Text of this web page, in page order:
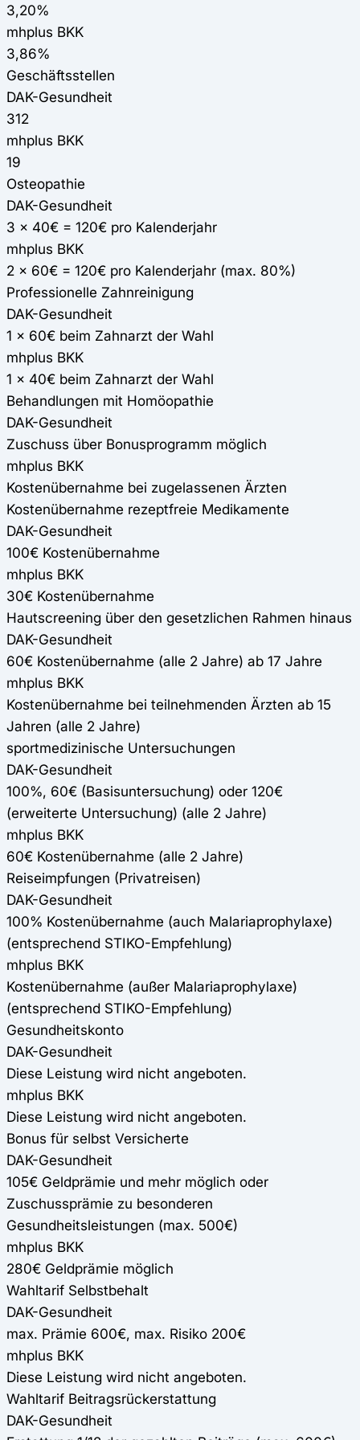
3,20%
mhplus BKK
3,86%
Geschäftsstellen
DAK-Gesundheit
312
mhplus BKK
19
Osteopathie
DAK-Gesundheit
3 x 40€ = 120€ pro Kalenderjahr
mhplus BKK
2 x 60€ = 120€ pro Kalenderjahr (max. 80%)
Professionelle Zahnreinigung
DAK-Gesundheit
1 x 60€ beim Zahnarzt der Wahl
mhplus BKK
1 x 40€ beim Zahnarzt der Wahl
Behandlungen mit Homöopathie
DAK-Gesundheit
Zuschuss über Bonusprogramm möglich
mhplus BKK
Kostenübernahme bei zugelassenen Ärzten
Kostenübernahme rezeptfreie Medikamente
DAK-Gesundheit
100€ Kostenübernahme
mhplus BKK
30€ Kostenübernahme
Hautscreening über den gesetzlichen Rahmen hinaus
DAK-Gesundheit
60€ Kostenübernahme (alle 2 Jahre) ab 17 Jahre
mhplus BKK
Kostenübernahme bei teilnehmenden Ärzten ab 15
Jahren (alle 2 Jahre)
sportmedizinische Untersuchungen
DAK-Gesundheit
100%, 60€ (Basisuntersuchung) oder 120€
(erweiterte Untersuchung) (alle 2 Jahre)
mhplus BKK
60€ Kostenübernahme (alle 2 Jahre)
Reiseimpfungen (Privatreisen)
DAK-Gesundheit
100% Kostenübernahme (auch Malariaprophylaxe)
(entsprechend STIKO-Empfehlung)
mhplus BKK
Kostenübernahme (außer Malariaprophylaxe)
(entsprechend STIKO-Empfehlung)
Gesundheitskonto
DAK-Gesundheit
Diese Leistung wird nicht angeboten.
mhplus BKK
Diese Leistung wird nicht angeboten.
Bonus für selbst Versicherte
DAK-Gesundheit
105€ Geldprämie und mehr möglich oder
Zuschussprämie zu besonderen
Gesundheitsleistungen (max. 500€)
mhplus BKK
280€ Geldprämie möglich
Wahltarif Selbstbehalt
DAK-Gesundheit
max. Prämie 600€, max. Risiko 200€
mhplus BKK
Diese Leistung wird nicht angeboten.
Wahltarif Beitragsrückerstattung
DAK-Gesundheit